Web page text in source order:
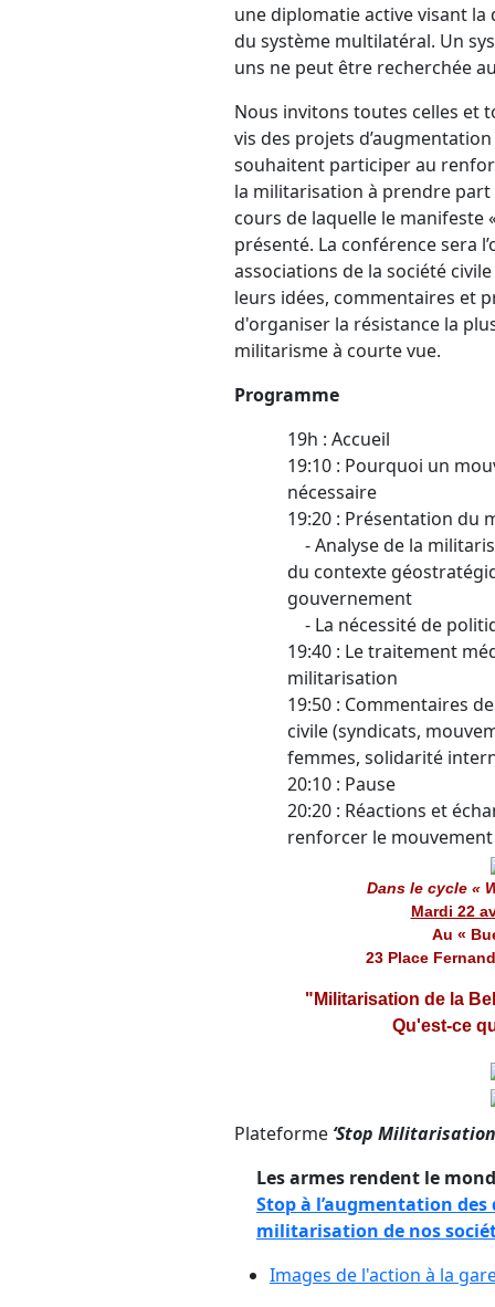
une diplomatie active visant
du système multilatéral. Un
uns ne peut être recherchée
Nous invitons toutes celles et
vis des projets
souhaitent participer au
la militarisation à prendre
cours de laquelle le manifeste
présenté. La conférence sera
associations de la société
leurs idées, commentaires et
d'organiser la résistance la
militarisme à courte vue.
Programme
19h : Accueil
19:10 : Pourquoi un
nécessaire
19:20 : Présentation du
- Analyse de la
du contexte
gouvernement
- La nécessité de
19:40 : Le traitement
militarisation
19:50 : Commentaires
civile (syndicats,
femmes, solidarité
20:10 : Pause
20:20 : Réactions et
renforcer le
Dans le cycle «
Mardi 22
Au «
23 Place
"Militarisation de la
Qu'est-ce
Plateforme ‘Stop
Les armes rendent le
Stop à l’augmentation
militarisation de nos
Images de l'action à la